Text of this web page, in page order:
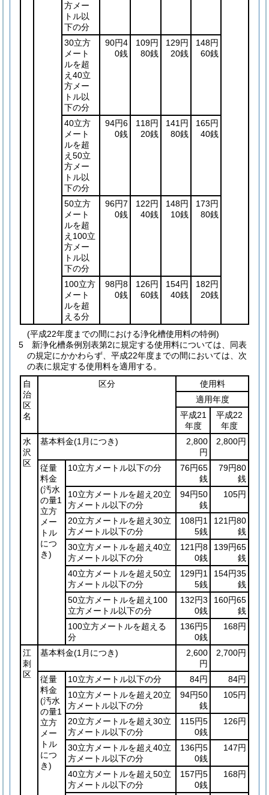
方メー
トル以
下の分
30立方
メート
ルを超
え40立
方メー
トル以
下の分
90円4
0銭
109円
80銭
129円
20銭
148円
60銭
40立方
メート
ルを超
え50立
方メー
トル以
下の分
94円6
0銭
118円
20銭
141円
80銭
165円
40銭
50立方
メート
ルを超
え100立
方メー
トル以
下の分
96円7
0銭
122円
40銭
148円
10銭
173円
80銭
100立方
メート
ルを超
える分
98円8
0銭
126円
60銭
154円
40銭
182円
20銭
(平成22年度までの間における浄化槽使用料の特例)
5
新浄化槽条例別表第2に規定する使用料については、同表
の規定にかかわらず、平成22年度までの間においては、次
の表に規定する使用料を適用する。
自
治
区
名
区分
使用料
適用年度
平成21
年度
平成22
年度
水
沢
区
基本料金(1月につき)
2,800
円
2,800円
従量
料金
(汚水
の量1
立方
メー
トル
につ
き)
10立方メートル以下の分
76円65
銭
79円80
銭
10立方メートルを超え20立
方メートル以下の分
94円50
銭
105円
20立方メートルを超え30立
方メートル以下の分
108円1
5銭
121円80
銭
30立方メートルを超え40立
方メートル以下の分
121円8
0銭
139円65
銭
40立方メートルを超え50立
方メートル以下の分
129円1
5銭
154円35
銭
50立方メートルを超え100
立方メートル以下の分
132円3
0銭
160円65
銭
100立方メートルを超える
分
136円5
0銭
168円
江
刺
区
基本料金(1月につき)
2,600
円
2,700円
従量
料金
(汚水
の量1
立方
メー
トル
につ
き)
10立方メートル以下の分 84円
84円
10立方メートルを超え20立
方メートル以下の分
94円50
銭
105円
20立方メートルを超え30立
方メートル以下の分
115円5
0銭
126円
30立方メートルを超え40立
方メートル以下の分
136円5
0銭
147円
40立方メートルを超え50立
方メートル以下の分
157円5
0銭
168円